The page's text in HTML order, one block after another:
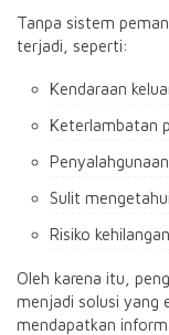
Tanpa sistem
terjadi, seperti:
Kendaraan
Keterlambatan
Sulit
Risiko
Oleh karena itu,
menjadi solusi yang
mendapatkan